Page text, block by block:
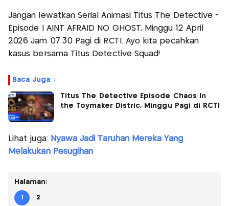
Jangan lewatkan Serial Animasi Titus The Detective -
Episode I AINT AFRAID NO GHOST, Minggu 12 April
2026 Jam 07.30 Pagi di RCTI. Ayo kita pecahkan
kasus bersama Titus Detective Squad!
Baca Juga :
Titus The Detective Episode Chaos In
the Toymaker Distric, Minggu Pagi di RCTI
Lihat juga: Nyawa Jadi Taruhan Mereka Yang
Melakukan Pesugihan
Halaman:
1 2